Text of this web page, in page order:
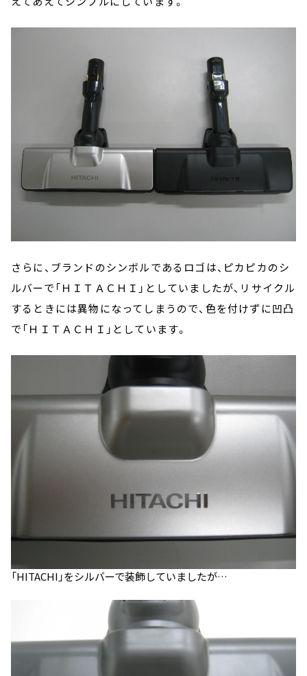
さらに、ブランドのシンボルであるロゴは、ピカピカのシ
ルバーで「ＨＩＴＡＣＨＩ」としていましたが、リサイクル
するときには異物になってしまうので、色を付けずに凹凸
で「ＨＩＴＡＣＨＩ」としています。
「HITACHI」をシルバーで装飾していましたが…